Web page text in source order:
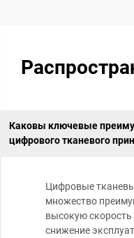
Каковы ключевые
цифрового тканевого
Цифровые
множество
высокую скорость
снижение